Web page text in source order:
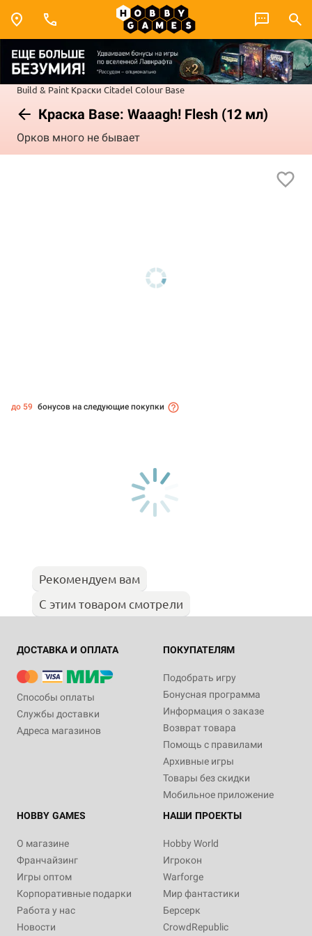
Build & Paint Краски Citadel Colour Base
Краска Base: Waaagh! Flesh (12 мл)
Орков много не бывает
до 59 бонусов на следующие покупки
Рекомендуем вам
С этим товаром смотрели
ДОСТАВКА И ОПЛАТА
Способы оплаты
Службы доставки
Адреса магазинов
ПОКУПАТЕЛЯМ
Подобрать игру
Бонусная программа
Информация о заказе
Возврат товара
Помощь с правилами
Архивные игры
Товары без скидки
Мобильное приложение
HOBBY GAMES
О магазине
Франчайзинг
Игры оптом
Корпоративные подарки
Работа у нас
Новости
НАШИ ПРОЕКТЫ
Hobby World
Игрокон
Warforge
Мир фантастики
Берсерк
CrowdRepublic